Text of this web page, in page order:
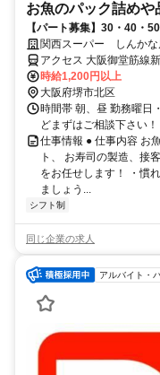
お魚のパック詰めや
【パート募集】30・40・
有)、嬉しいお買い物特典あ
関西スーパー しんかな
アクセス 大阪御堂筋線
時給1,200円以上
大阪府堺市北区
時間帯 朝、昼 勤務曜日
どまずはご相談下さい！
仕事情報 ● 仕事内容 お
ト、 お寿司の製造、接
をお任せします！ ・慣
ましょう...
シフト制
同じ企業の求人
アルバイト・